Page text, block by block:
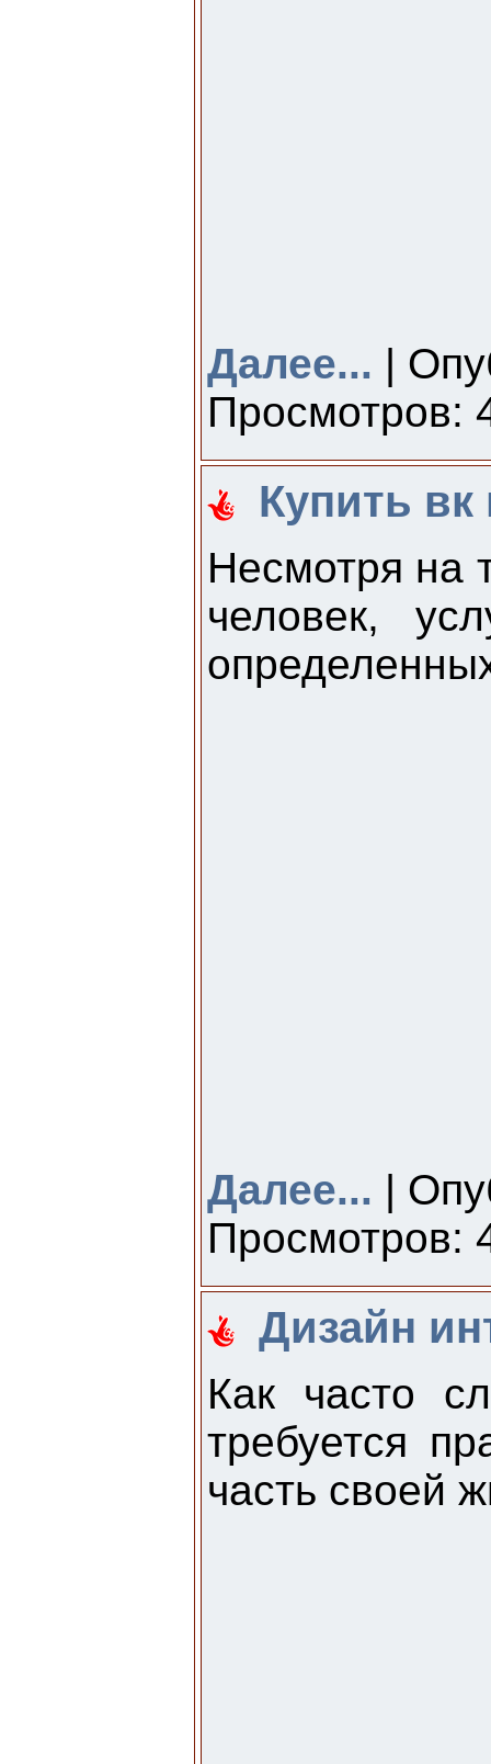
Далее... |
Просмотров:
Купить
Несмотря на
человек,
Далее... |
Просмотров:
Дизайн
Как часто
требуется
часть своей